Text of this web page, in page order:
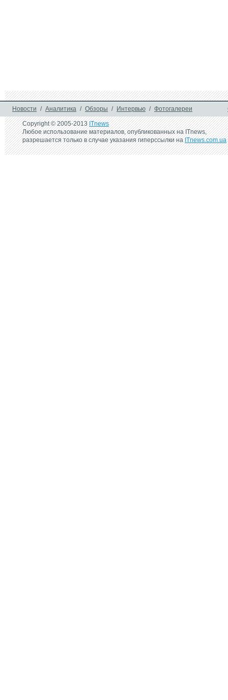
Новости / Аналитика / Обзоры / Интервью / Фотогалереи
Copyright © 2005-2013ITnews
Любое использование материалов, опубликованных на ITnews,
разрешается только в случае указания гиперссылки наITnews.com.ua